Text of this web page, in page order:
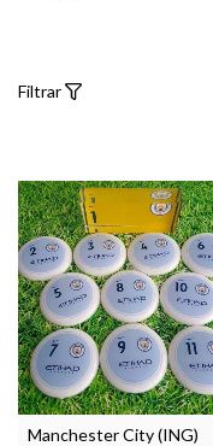
Filtrar
Manchester City (ING)